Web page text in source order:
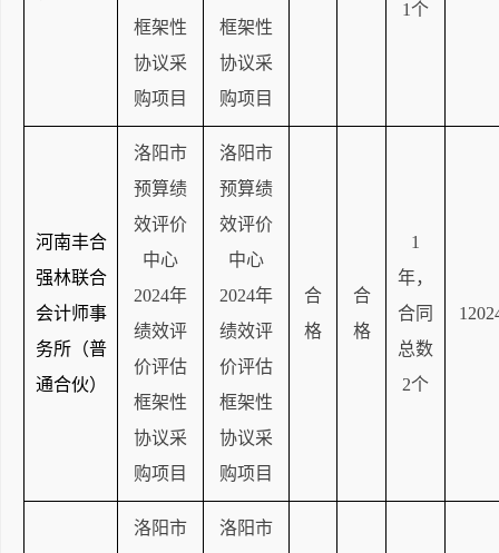
框架性
协议采
购项目
框架性
协议采
购项目
1个
河南丰合
强林联合
会计师事
务所（普
通合伙）
洛阳市
预算绩
效评价
中心
2024年
绩效评
价评估
框架性
协议采
购项目
洛阳市
预算绩
效评价
中心
2024年
绩效评
价评估
框架性
协议采
购项目
合
格
合
格
1
年，
合同
总数
2个
洛阳市
洛阳市